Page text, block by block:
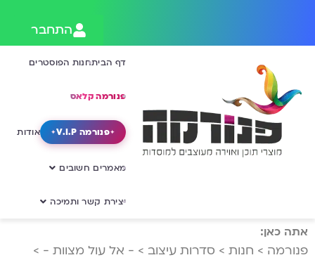
התחבר
דף הביתחנות הפוסטרים
פנורמה קלאס
פנורמה V.I.P אודות
מאמרים חשובים
יצירת קשר ותמיכה
אתה כאן:
פנורמה > חנות > סדרות עיצוב > - אל עול מצוות - >